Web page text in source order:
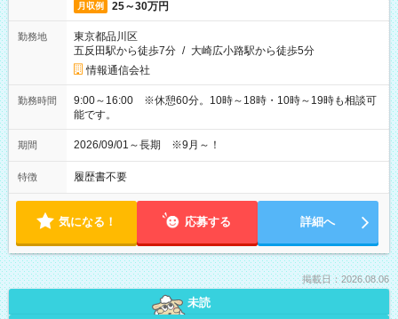
月収例 25～30万円
勤務地
東京都品川区
五反田駅から徒歩7分 / 大崎広小路駅から徒歩5分
情報通信会社
勤務時間
9:00～16:00 ※休憩60分。10時～18時・10時～19時も相談可
能です。
期間 2026/09/01～長期 ※9月～！
特徴 履歴書不要
気になる！ 応募する 詳細へ
掲載日：2026.08.06
未読